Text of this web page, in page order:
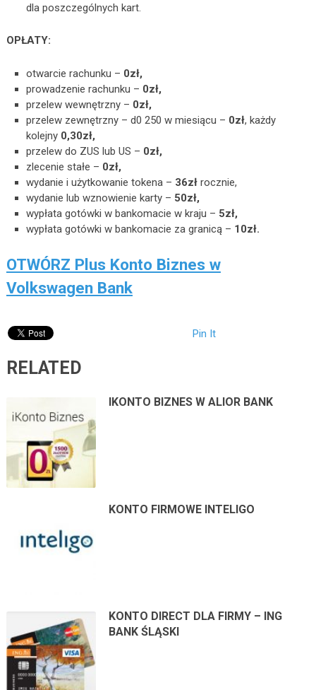
dla poszczególnych kart.
OPŁATY:
otwarcie rachunku – 0zł,
prowadzenie rachunku – 0zł,
przelew wewnętrzny – 0zł,
przelew zewnętrzny – d0 250 w miesiącu – 0zł, każdy
kolejny 0,30zł,
przelew do ZUS lub US – 0zł,
zlecenie stałe – 0zł,
wydanie i użytkowanie tokena – 36zł rocznie,
wydanie lub wznowienie karty – 50zł,
wypłata gotówki w bankomacie w kraju – 5zł,
wypłata gotówki w bankomacie za granicą – 10zł.
OTWÓRZ Plus Konto Biznes w
Volkswagen Bank
Pin It
RELATED
IKONTO BIZNES W ALIOR BANK
KONTO FIRMOWE INTELIGO
KONTO DIRECT DLA FIRMY – ING
BANK ŚLĄSKI